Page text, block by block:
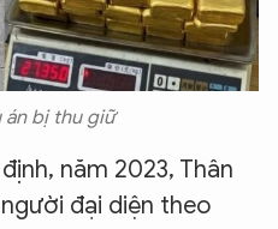
án bị thu giữ
năm 2023, Thân
đại diện theo